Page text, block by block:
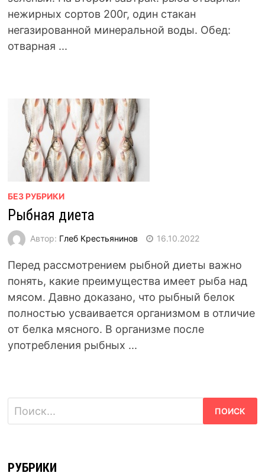
нежирных сортов 200г, один стакан
негазированной минеральной воды. Обед:
отварная ...
БЕЗ РУБРИКИ
Рыбная диета
Автор: Глеб Крестьянинов 16.10.2022
Перед рассмотрением рыбной диеты важно
понять, какие преимущества имеет рыба над
мясом. Давно доказано, что рыбный белок
полностью усваивается организмом в отличие
от белка мясного. В организме после
употребления рыбных ...
Найти:
РУБРИКИ